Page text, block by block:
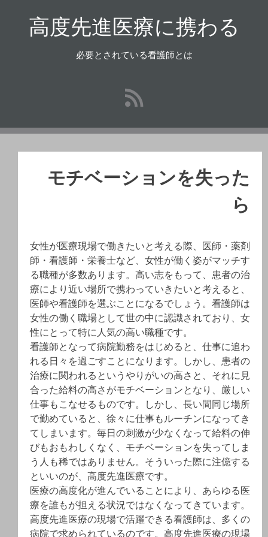
プ
高度先進医療に携わる
必要とされている看護師とは
モチベーションを失った
ら
女性が医療現場で働きたいと考える際、医師・薬剤
師・看護師・栄養士など、女性が働く姿がマッチす
る職種が多数あります。高い志をもって、患者の治
療により近い場所で携わっていきたいと考えると、
医師や看護師を選ぶことになるでしょう。看護師は
女性の働く職場として世の中に認識されており、女
性にとって特に人気の高い職種です。
看護師となって病院勤務をはじめると、仕事に追わ
れる日々を過ごすことになります。しかし、患者の
治療に関われるというやりがいの高さと、それに見
合った給料の高さがモチベーションとなり、厳しい
仕事もこなせるものです。しかし、長い間同じ場所
で勤めていると、徐々に仕事もルーチンになってき
てしまいます。毎日の刺激が少なくなって給料の伸
びもおもわしくなく、モチベーションを失ってしま
う人も稀ではありません。そういった際に注億する
といいのが、高度先進医療です。
医療の高度化が進んでいることにより、あらゆる医
療を誰もが担える状況ではなくなってきています。
高度先進医療の現場で活躍できる看護師は、多くの
病院で求められているのです。高度先進医療の現場